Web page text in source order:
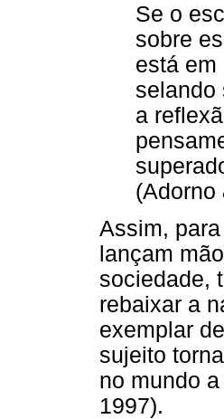
Se o
sobre
está em
selando
a
(Adorno
Assim,
lançam
sociedade,
rebaixar a
exemplar
sujeito
no mundo
1997).